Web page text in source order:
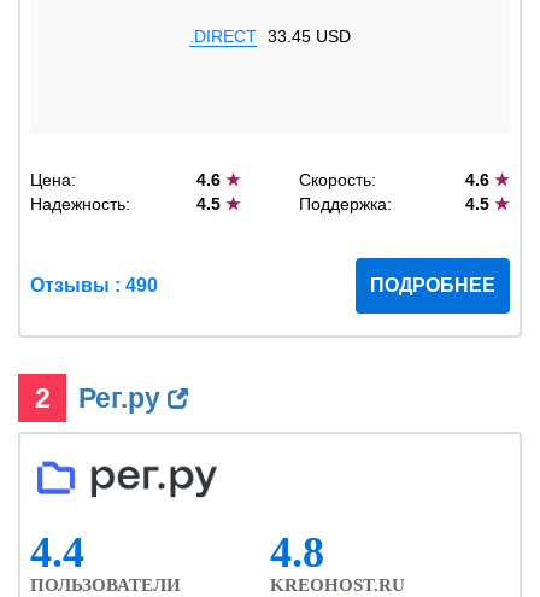
.DIRECT 33.45 USD
Цена: 4.6★ Скорость: 4.6 ★
Надежность:
4.5★ Поддержка: 4.5 ★
Отзывы : 490 ПОДРОБНЕЕ
2 Рег.ру
4.4
ПОЛЬЗОВАТЕЛИ
4.8
KREOHOST.RU